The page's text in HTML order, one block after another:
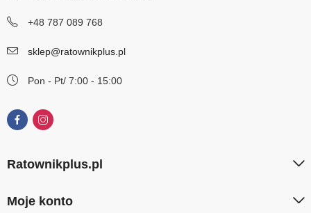
+48 787 089 768
sklep@ratownikplus.pl
Pon - Pt/ 7:00 - 15:00
Ratownikplus.pl
Moje konto